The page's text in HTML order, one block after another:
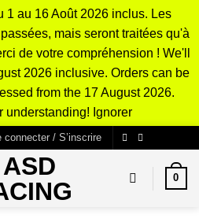
1 au 16 Août 2026 inclus. Les
mais seront traitées qu'à
de votre compréhension ! We'll
2026 inclusive. Orders can be
from the 17 August 2026.
understanding! Ignorer
connecter / S’inscrire
0